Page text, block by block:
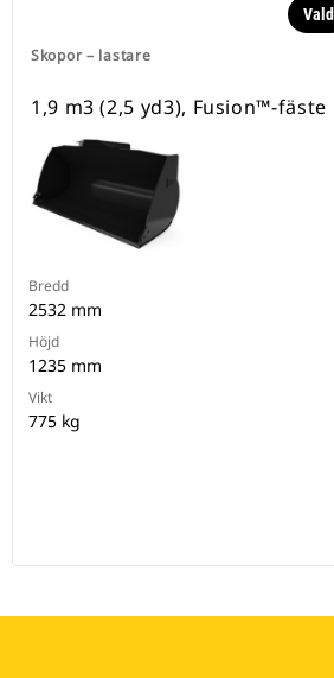
Skopor – lastare
Vald
1,9 m3 (2,5 yd3), Fusion™-fäste
Bredd
2532 mm
Höjd
1235 mm
Vikt
775 kg